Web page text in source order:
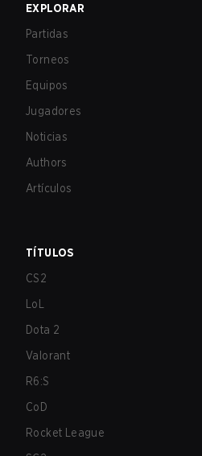
EXPLORAR
Partidas
Torneos
Equipos
Jugadores
Noticias
Authors
Artículos
TÍTULOS
CS2
LoL
Dota 2
Valorant
R6:S
CoD
Rocket League